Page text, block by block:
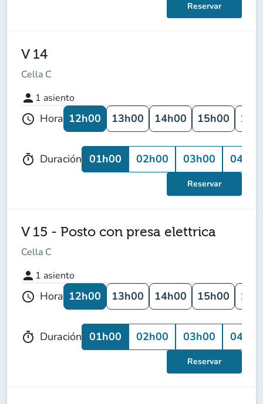
Reservar
V 14
Cella C
person 1 asiento
schedule Hora 12h00 13h00 14h00 15h00
timer Duración 01h00 02h00 03h00 04h00
Reservar
V 15 - Posto con presa elettrica
Cella C
person 1 asiento
schedule Hora 12h00 13h00 14h00 15h00
timer Duración 01h00 02h00 03h00 04h00
Reservar